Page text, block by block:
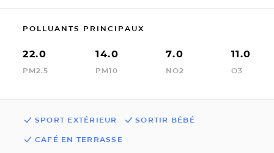
POLLUANTS PRINCIPAUX
22.0
PM2.5
14.0
PM10
7.0
NO2
11.0
O3
SPORT EXTÉRIEUR SORTIR BÉBÉ
CAFÉ EN TERRASSE